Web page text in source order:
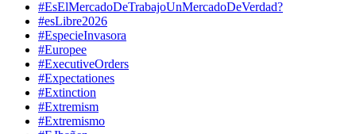
#EsElMercadoDeTrabajoUnMercadoDeVerdad?
#esLibre2026
#EspecieInvasora
#Europee
#ExecutiveOrders
#Expectationes
#Extinction
#Extremism
#Extremismo